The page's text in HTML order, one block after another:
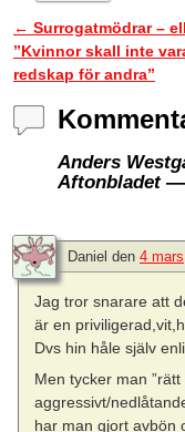
Inläggsnavigering
← Surrogatmödrar –
”Kvinnor skall inte
redskap för andra”
Anders
Aftonbladet—
Daniel den 4
Jag tror snarare att
är en
Dvs hin håle själv
Men tycker man
aggressivt/
har man gjort avbön